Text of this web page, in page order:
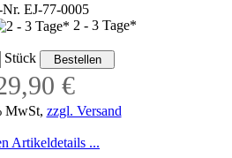
EJ-77-0005
2 - 3 Tage*
Stück
€
MwSt, zzgl. Versand
Artikeldetails ...